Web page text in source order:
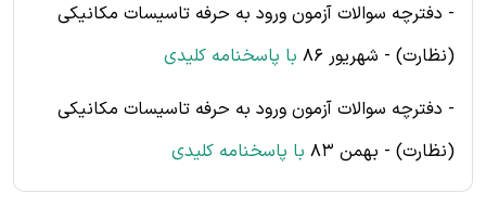
- دفترچه سوالات آزمون ورود به حرفه تاسیسات مکانیکی
(نظارت) - شهریور 86
با پاسخنامه کلیدی
- دفترچه سوالات آزمون ورود به حرفه تاسیسات مکانیکی
(نظارت) - بهمن 83
با پاسخنامه کلیدی